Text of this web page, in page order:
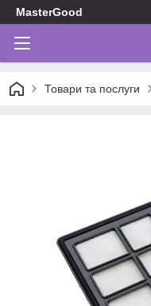
MasterGood
Товари та послуги